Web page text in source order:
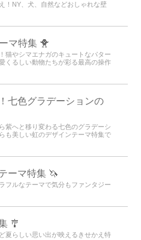
！NY、犬、自然などおしゃれな壁
マ特集 🐥
猫やシマエナガのキュートなパター
くるしい動物たちが彩る最高の操作
七色グラデーションの
紫へと移り変わる七色のグラデーシ
も美しい虹のデザインテーマ特集で
ーマ特集 🦄
フルなテーマで気分もファンタジー
🎐
夏らしい思い出が映えるきせかえ特